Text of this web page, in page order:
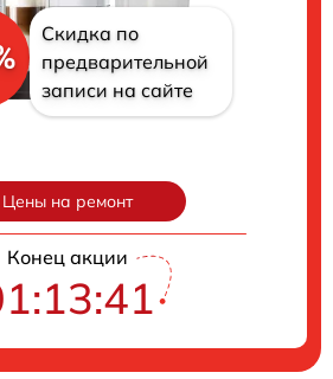
Скидка по
предварительной
записи на сайте
Цены на ремонт
Конец акции